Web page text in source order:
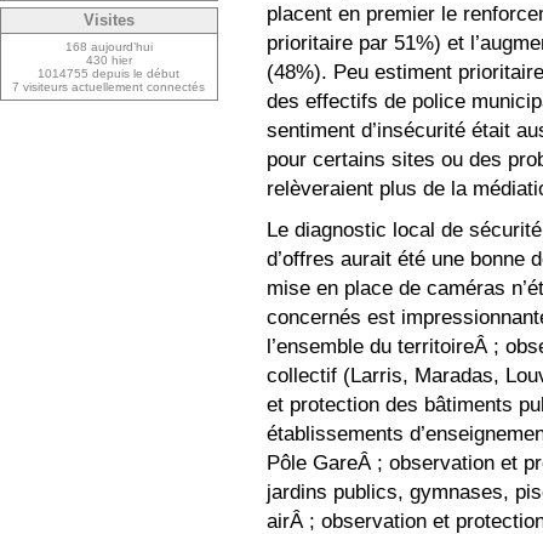
placent en premier le
prioritaire par 51%) et
(48%). Peu estiment
des effectifs de police
sentiment d’insécurité était
pour certains sites ou des
relèveraient plus de la
Le diagnostic local de
d’offres aurait été une bonne
mise en place de caméras
concernés est
l’ensemble du territoireÂ ;
collectif (Larris, Maradas,
et protection des bâtiments
établissements
Pôle GareÂ ; observation et
jardins publics, gymnases,
airÂ ; observation et
Visites
168 aujourd’hui
430 hier
1014755 depuis le début
7 visiteurs actuellement connectés